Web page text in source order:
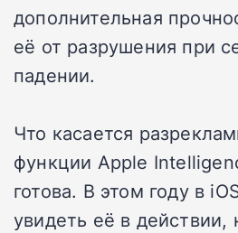
дополнительная
её от разрушения при
падении.
Что касается
функции Apple
готова. В этом году в
увидеть её в действии,